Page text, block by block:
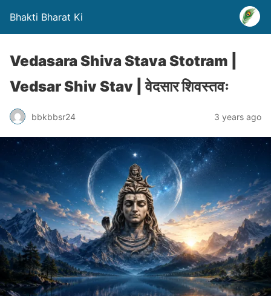
Bhakti Bharat Ki
Vedasara Shiva Stava Stotram |
Vedsar Shiv Stav | वेदसार शिवस्तवः
bbkbbsr24 3 years ago